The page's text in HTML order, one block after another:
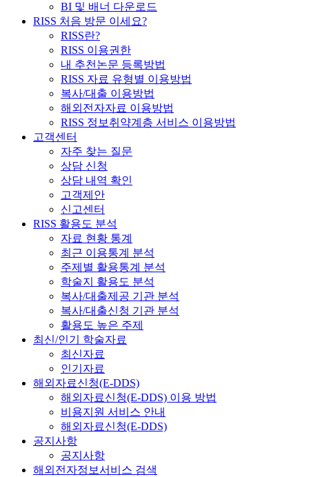
BI 및 배너 다운로드
RISS 처음 방문 이세요?
RISS란?
RISS 이용권한
내 추천논문 등록방법
RISS 자료 유형별 이용방법
복사/대출 이용방법
해외전자자료 이용방법
RISS 정보취약계층 서비스 이용방법
고객센터
자주 찾는 질문
상담 신청
상담 내역 확인
고객제안
신고센터
RISS 활용도 분석
자료 현황 통계
최근 이용통계 분석
주제별 활용통계 분석
학술지 활용도 분석
복사/대출제공 기관 분석
복사/대출신청 기관 분석
활용도 높은 주제
최신/인기 학술자료
최신자료
인기자료
해외자료신청(E-DDS)
해외자료신청(E-DDS) 이용 방법
비용지원 서비스 안내
해외자료신청(E-DDS)
공지사항
공지사항
해외전자정보서비스 검색